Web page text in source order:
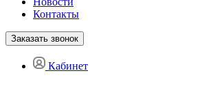
Контакты
Заказать звонок
Кабинет